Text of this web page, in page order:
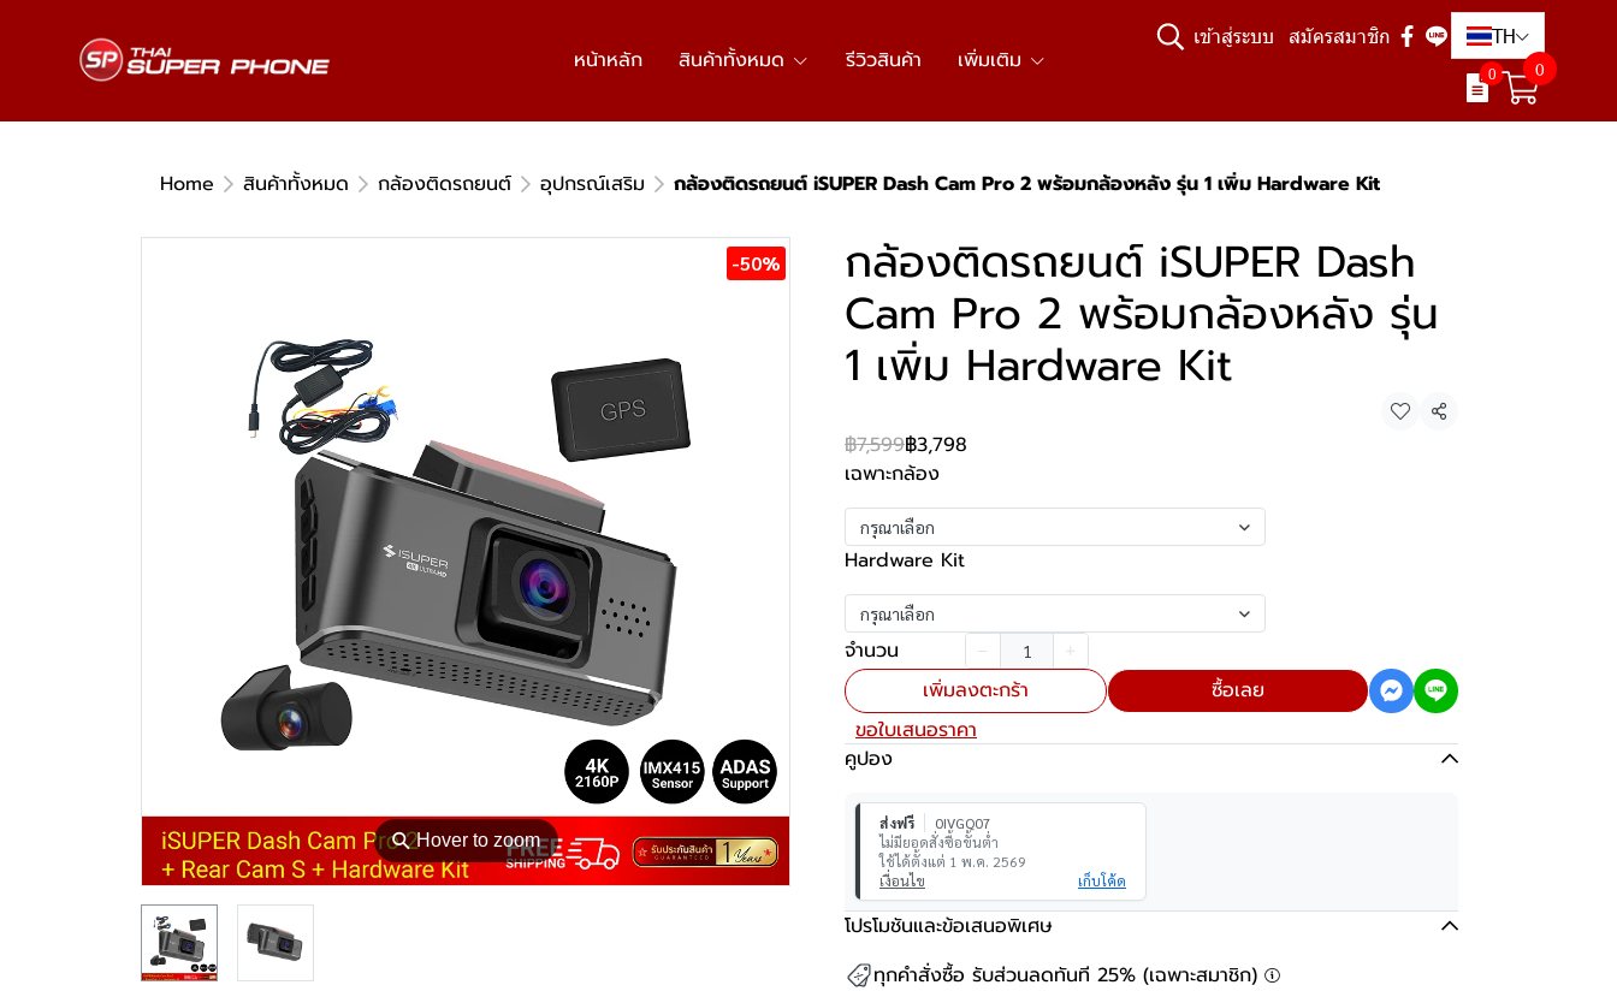
หน้าหลัก สินค้าทั้งหมด รีวิวสินค้า เพิ่มเติม
เข้าสู่ระบบ สมัครสมาชิก TH
0 0
Home สินค้าทั้งหมด กล้องติดรถยนต์ อุปกรณ์เสริม กล้องติดรถยนต์ iSUPER Dash Cam Pro 2 พร้อมกล้องหลัง รุ่น 1 เพิ่ม Hardware Kit
⚲Hover to zoom
-50% กล้องติดรถยนต์ iSUPER Dash
Cam Pro 2 พร้อมกล้องหลัง รุ่น
1 เพิ่ม Hardware Kit
แชร์
฿7,599฿3,798
เฉพาะกล้อง
กรุณาเลือก
Hardware Kit
กรุณาเลือก
จำนวน
เพิ่มลงตะกร้า
ซื้อเลย
ขอใบเสนอราคา
คูปอง
ส่งฟรี
0IVGQ07
ไม่มียอดสั่งซื้อขั้นต่ำ
ใช้ได้ตั้งแต่ 1 พ.ค. 2569
เงื่อนไข
เก็บโค้ด
โปรโมชันและข้อเสนอพิเศษ
ทุกคำสั่งซื้อ รับส่วนลดทันที 25% (เฉพาะสมาชิก)